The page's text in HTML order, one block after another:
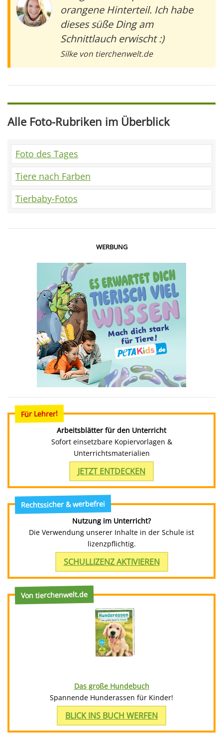
orangene Hinterteil. Ich habe
dieses süße Ding am
Schnittlauch erwischt :)
Silke von tierchenwelt.de
Alle Foto-Rubriken im Überblick
Foto des Tages
Tiere nach Farben
Tierbaby-Fotos
WERBUNG
Für Lehrer!
Arbeitsblätter für den Unterricht
Sofort einsetzbare Kopiervorlagen &
Unterrichtsmaterialien
JETZT ENTDECKEN
Rechtssicher & werbefrei
Nutzung im Unterricht?
Die Verwendung unserer Inhalte in der Schule ist
lizenzpflichtig.
SCHULLIZENZ AKTIVIEREN
Von tierchenwelt.de
Das große Hundebuch
Spannende Hunderassen für Kinder!
BLICK INS BUCH WERFEN